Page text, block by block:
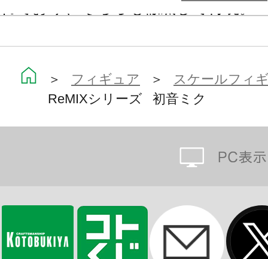
ライブ会場でクールにギターをかき
元で！
＞ フィギュア ＞
スケールフィ
ReMIXシリーズ 初音ミク